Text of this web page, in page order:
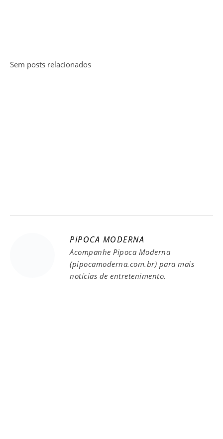
Sem posts relacionados
PIPOCA MODERNA
Acompanhe Pipoca Moderna
(pipocamoderna.com.br) para mais
notícias de entretenimento.